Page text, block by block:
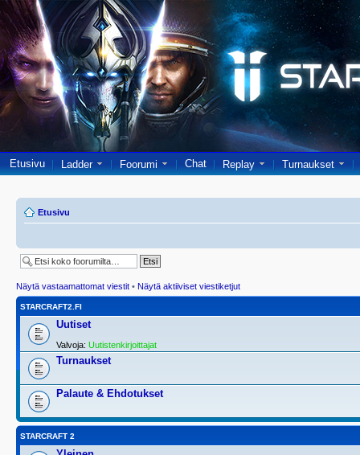
Etusivu Ladder Foorumi Chat Replay Turnaukset
Etusivu
Näytä vastaamattomat viestit • Näytä aktiiviset viestiketjut
STARCRAFT2.FI
Uutiset
Valvoja: Uutistenkirjoittajat
Turnaukset
Palaute & Ehdotukset
STARCRAFT 2